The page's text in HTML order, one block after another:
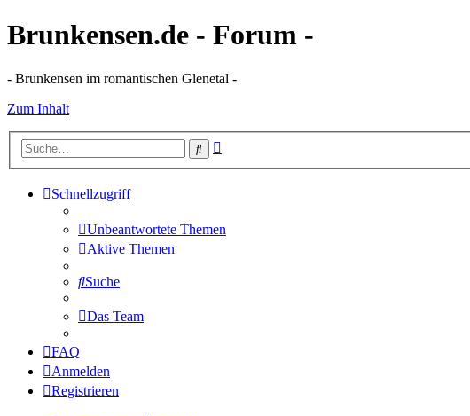
Brunkensen.de - Forum -
- Brunkensen im romantischen Glenetal -
Zum Inhalt
Suche
Schnellzugriff
Unbeantwortete Themen
Aktive Themen
Suche
Das Team
FAQ
Anmelden
Registrieren